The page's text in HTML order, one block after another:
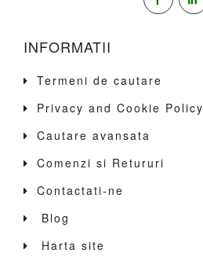
INFORMATII
Termeni de cautare
Privacy and Cookie Policy
Cautare avansata
Comenzi si Retururi
Contactati-ne
Blog
Harta site